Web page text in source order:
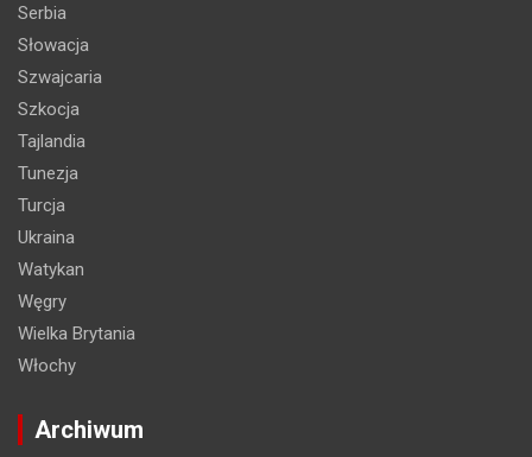
Serbia
Słowacja
Szwajcaria
Szkocja
Tajlandia
Tunezja
Turcja
Ukraina
Watykan
Węgry
Wielka Brytania
Włochy
Archiwum